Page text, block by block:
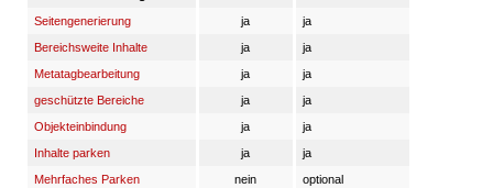
Seitengenerierung
ja
ja
Bereichsweite Inhalte
ja
ja
Metatagbearbeitung
ja
ja
geschützte Bereiche
ja
ja
Objekteinbindung
ja
ja
Inhalte parken
ja
ja
Mehrfaches Parken
nein
optional